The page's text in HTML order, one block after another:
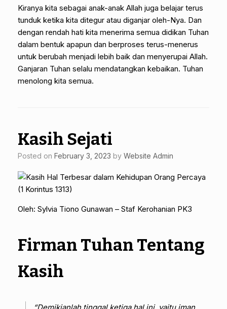
Kiranya kita sebagai anak-anak Allah juga belajar terus
tunduk ketika kita ditegur atau diganjar oleh-Nya. Dan
dengan rendah hati kita menerima semua didikan Tuhan
dalam bentuk apapun dan berproses terus-menerus
untuk berubah menjadi lebih baik dan menyerupai Allah.
Ganjaran Tuhan selalu mendatangkan kebaikan. Tuhan
menolong kita semua.
Kasih Sejati
Posted on February 3, 2023 by Website Admin
Oleh: Sylvia Tiono Gunawan – Staf Kerohanian PK3
Firman Tuhan Tentang
Kasih
“Demikianlah tinggal ketiga hal ini, yaitu iman,